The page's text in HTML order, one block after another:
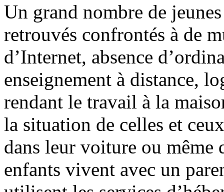
Un grand nombre de
retrouvés confrontés à de
d’Internet, absence
enseignement à distance,
rendant le travail à la
la situation de celles et
dans leur voiture ou même
enfants vivent avec un